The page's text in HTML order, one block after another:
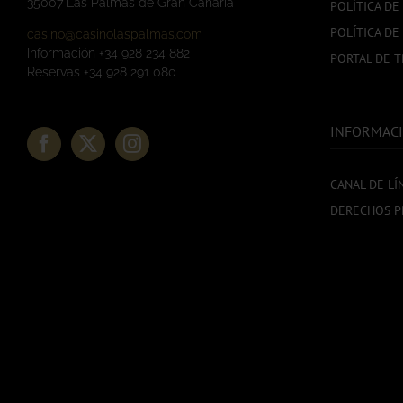
casino@casinolaspalmas.com
Información +34 928 234 882
Reservas +34 928 291 080
POLÍTICA
POLÍTICA
PORTAL DE
CANAL DE
DERECHOS